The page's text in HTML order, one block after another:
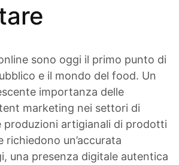
sono oggi il primo punto di
e il mondo del food. Un
importanza delle
marketing nei settori di
produzioni artigianali di prodotti
richiedono un’accurata
una presenza digitale autentica